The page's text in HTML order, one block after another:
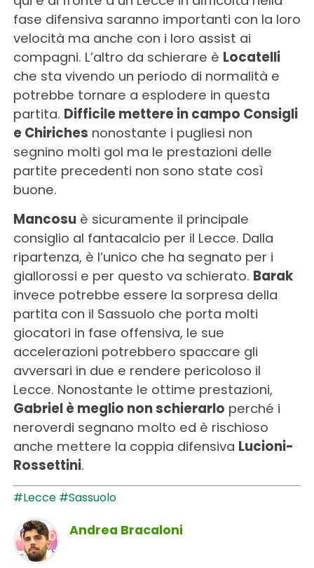
fase difensiva saranno importanti con la loro
velocità ma anche con i loro assist ai
compagni. L’altro da schierare è Locatelli
che sta vivendo un periodo di normalità e
potrebbe tornare a esplodere in questa
partita. Difficile mettere in campo Consigli
e Chiriches nonostante i pugliesi non
segnino molti gol ma le prestazioni delle
partite precedenti non sono state così
buone.
Mancosuè sicuramente il principale
consiglio al fantacalcio per il Lecce. Dalla
ripartenza, è l’unico che ha segnato per i
giallorossi e per questo va schierato. Barak
invece potrebbe essere la sorpresa della
partita con il Sassuolo che porta molti
giocatori in fase offensiva, le sue
accelerazioni potrebbero spaccare gli
avversari in due e rendere pericoloso il
Lecce. Nonostante le ottime prestazioni,
Gabriel è meglio non schierarlo perché i
neroverdi segnano molto ed è rischioso
anche mettere la coppia difensiva Lucioni-
Rossettini.
#Lecce #Sassuolo
Andrea Bracaloni